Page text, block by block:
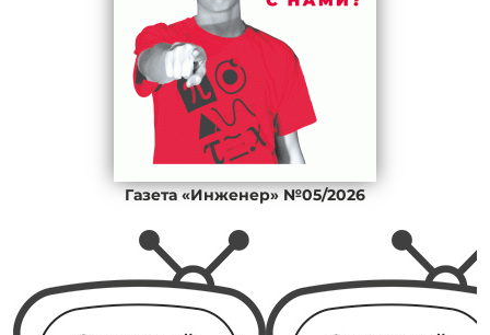
Газета «Инженер» №05/2026